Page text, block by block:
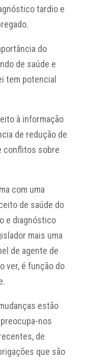
tardio e
do
de saúde e
tem potencial
à informação
de redução de
conflitos sobre
com uma
de saúde do
e diagnóstico
mais uma
de agente de
ver, é função do
estão
nos
de
que são